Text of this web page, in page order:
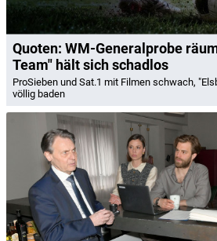
Quoten: WM-Generalprobe
Team" hält sich schadlos
ProSieben und Sat.1 mit Filmen schwach,
völlig baden